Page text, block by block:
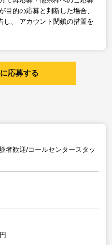
目的の応募と判断した場合、
、
アカウント閉鎖の措置を
応募する
者歓迎/コールセンタースタッ